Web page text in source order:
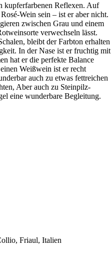
kupferfarbenen Reflexen. Auf
Wein sein – ist er aber nicht.
zwischen Grau und einem
verwechseln lässt.
bleibt der Farbton erhalten
In der Nase ist er fruchtig mit
hat er die perfekte Balance
Weißwein ist er recht
auch zu etwas fettreichen
Aber auch zu Steinpilz-
eine wunderbare Begleitung.
Friaul, Italien